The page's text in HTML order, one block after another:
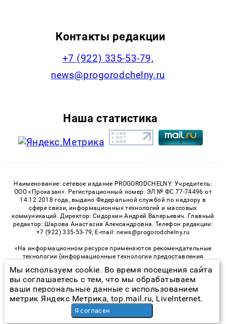
Контакты редакции
+7 (922) 335-53-79,
news@progorodchelny.ru
Наша статистика
Наименование: сетевое издание PROGORODCHELNY. Учредитель:
ООО «Проказан». Регистрационный номер: ЭЛ № ФС 77-74496 от
14.12.2018 года, выдано Федеральной службой по надзору в
сфере связи, информационных технологий и массовых
коммуникаций. Директор: Сидоркин Андрей Валерьевич. Главный
редактор: Шарова Анастасия Александровна. Телефон редакции:
+7 (922) 335-53-79, E-mail: news@progorodchelny.ru
«На информационном ресурсе применяются рекомендательные
технологии (информационные технологии предоставления
сведений, относящихся к предпочтениям пользователей сети
«Интернет», находящихся на территории Российской
Федерации)». Правила применения рекомендательных
технологий в виджетах рекламно-обменной сети«СМИ2» (PDF)
«Sparrow» (PDF)
Мы используем cookie. Во время посещения сайта
вы соглашаетесь с тем, что мы обрабатываем
ваши персональные данные с использованием
метрик Яндекс Метрика, top.mail.ru, LiveInternet.
Я согласен